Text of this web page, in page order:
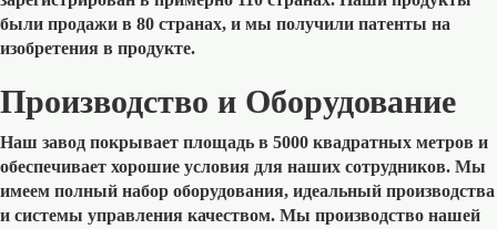
были продажи в 80 странах, и мы получили патенты на
изобретения в продукте.
Производство и Оборудование
Наш завод покрывает площадь в 5000 квадратных метров и
обеспечивает хорошие условия для наших сотрудников. Мы
имеем полный набор оборудования, идеальный производства
и системы управления качеством. Мы производство нашей